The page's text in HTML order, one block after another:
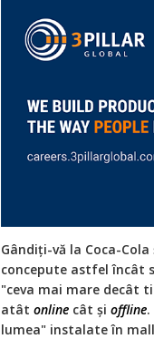
Gândiți-vă la Coca-
concepute astfel încât
"ceva mai mare decât
atât online cât și offline
lumea" instalate în